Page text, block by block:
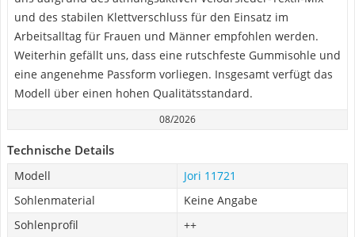
und des stabilen Klettverschluss für den Einsatz im
Arbeitsalltag für Frauen und Männer empfohlen werden.
Weiterhin gefällt uns, dass eine rutschfeste Gummisohle und
eine angenehme Passform vorliegen. Insgesamt verfügt das
Modell über einen hohen Qualitätsstandard.
08/2026
Technische Details
Modell
Jori 11721
Sohlenmaterial
Keine Angabe
Sohlenprofil
++